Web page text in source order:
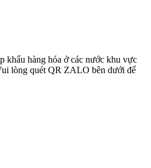
khẩu hàng hóa ở các nước khu vực
lòng quét QR ZALO bên dưới để